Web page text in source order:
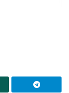
തർക്കം
ലോകത്തെ